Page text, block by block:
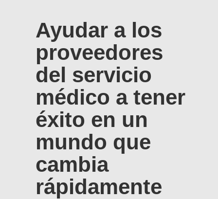
Ayudar a los
proveedores
del servicio
médico a tener
éxito en un
mundo que
cambia
rápidamente